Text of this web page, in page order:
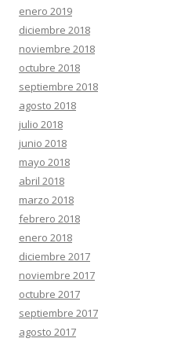
enero 2019
diciembre 2018
noviembre 2018
octubre 2018
septiembre 2018
agosto 2018
julio 2018
junio 2018
mayo 2018
abril 2018
marzo 2018
febrero 2018
enero 2018
diciembre 2017
noviembre 2017
octubre 2017
septiembre 2017
agosto 2017